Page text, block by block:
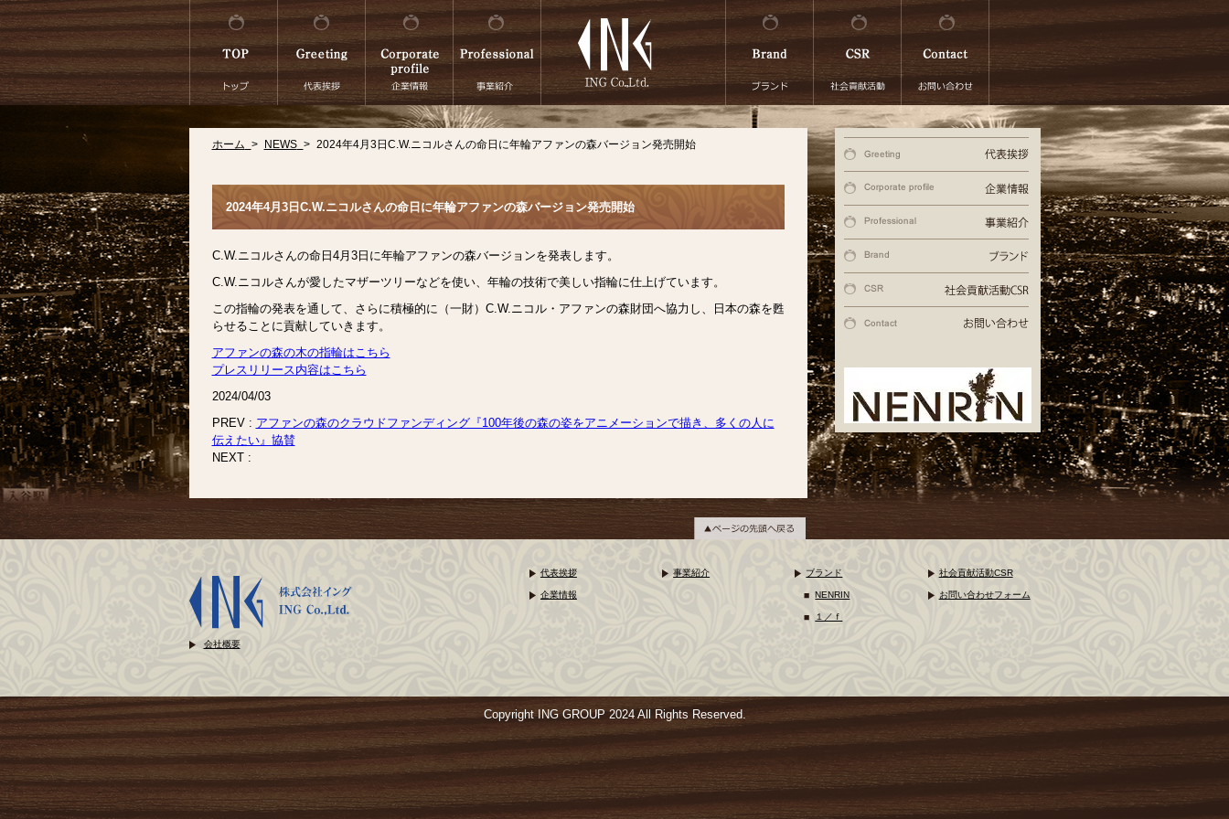
ホーム > NEWS > 2024年4月3日C.W.ニコルさんの命日に年輪アファンの森バージョン発売開始
2024年4月3日C.W.ニコルさんの命日に年輪アファンの森バージョン発売開始
C.W.ニコルさんの命日4月3日に年輪アファンの森バージョンを発表します。
C.W.ニコルさんが愛したマザーツリーなどを使い、年輪の技術で美しい指輪に仕上げています。
この指輪の発表を通して、さらに積極的に（一財）C.W.ニコル・アファンの森財団へ協力し、日本の森を甦
らせることに貢献していきます。
アファンの森の木の指輪はこちら
プレスリリース内容はこちら
2024/04/03
PREV : アファンの森のクラウドファンディング『100年後の森の姿をアニメーションで描き、多くの人に
伝えたい』協賛
NEXT :
会社概要
代表挨拶
企業情報
事業紹介 ブランド
NENRIN
１／ｆ
社会貢献活動CSR
お問い合わせフォーム
Copyright ING GROUP 2024 All Rights Reserved.